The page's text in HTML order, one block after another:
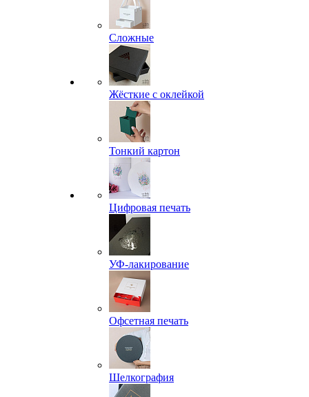
Сложные
Жёсткие с оклейкой
Тонкий картон
Цифровая печать
УФ-лакирование
Офсетная печать
Шелкография